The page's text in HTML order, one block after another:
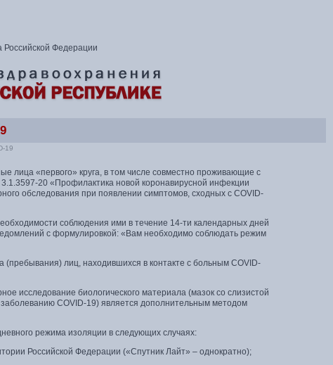
Российской Федерации
19
лица «первого» круга, в том числе совместно проживающие с
20 «Профилактика новой коронавирусной инфекции
обследования при появлении симптомов, сходных с COVID-
соблюдения ими в течение 14-ти календарных дней
с формулировкой: «Вам необходимо соблюдать режим
лиц, находившихся в контакте с больным COVID-
исследование биологического материала (мазок со слизистой
COVID-19) является дополнительным методом
режима изоляции в следующих случаях:
Российской Федерации («Спутник Лайт» – однократно);